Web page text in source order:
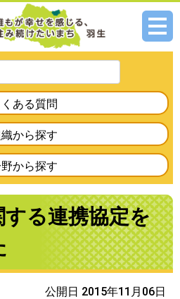
メニ
くある質問
から探す
から探す
る連携協定を
公開日 2015年11月06日